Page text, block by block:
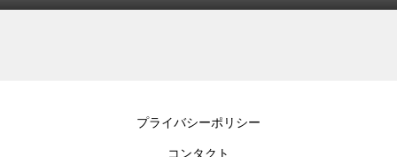
順！
プライバシーポリシー
コンタクト